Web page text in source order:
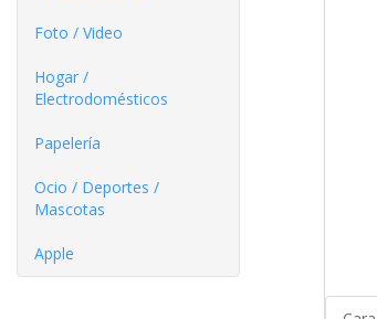
Foto / Video
Hogar /
Electrodomésticos
Papelería
Ocio / Deportes /
Mascotas
Apple